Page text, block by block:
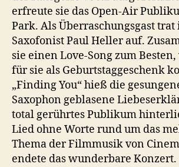
erfreute sie das Open-Air
Park. Als Überraschungsgast
Saxofonist Paul Heller auf.
sie einen Love-Song zum
für sie als Geburtstaggeschenk
„Finding You“ hieß die
Saxophon geblasene
total gerührtes Publikum
Lied ohne Worte rund um das
Thema der Filmmusik von
endete das wunderbare Konzert.